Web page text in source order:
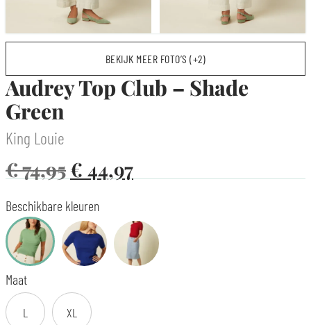
BEKIJK MEER FOTO’S (+2)
Audrey Top Club – Shade
Green
King Louie
€74,95€ 44,97
Beschikbare kleuren
Maat
L XL